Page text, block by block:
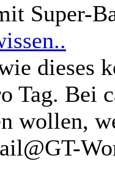
Super-
dieses
Tag. Bei
wollen,